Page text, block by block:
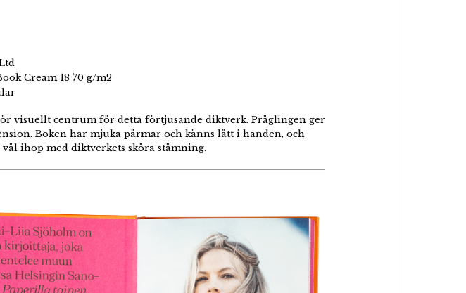
Cream 18 70 g/m2
visuellt centrum för detta förtjusande diktverk. Präglingen ger
Boken har mjuka pärmar och känns lätt i handen, och
ihop med diktverkets sköra stämning.